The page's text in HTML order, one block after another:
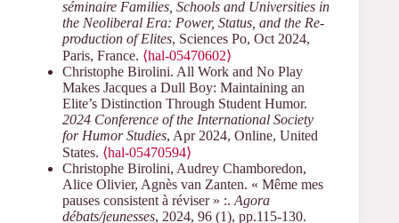
séminaire Families, Schools and Universities in
the Neoliberal Era: Power, Status, and the Re-
production of Elites, Sciences Po, Oct 2024,
Paris, France. ⟨hal-05470602⟩
Christophe Birolini. All Work and No Play
Makes Jacques a Dull Boy: Maintaining an
Elite’s Distinction Through Student Humor.
2024 Conference of the International Society
for Humor Studies, Apr 2024, Online, United
States. ⟨hal-05470594⟩
Christophe Birolini, Audrey Chamboredon,
Alice Olivier, Agnès van Zanten. « Même mes
pauses consistent à réviser » :. Agora
débats/jeunesses, 2024, 96 (1), pp.115-130.